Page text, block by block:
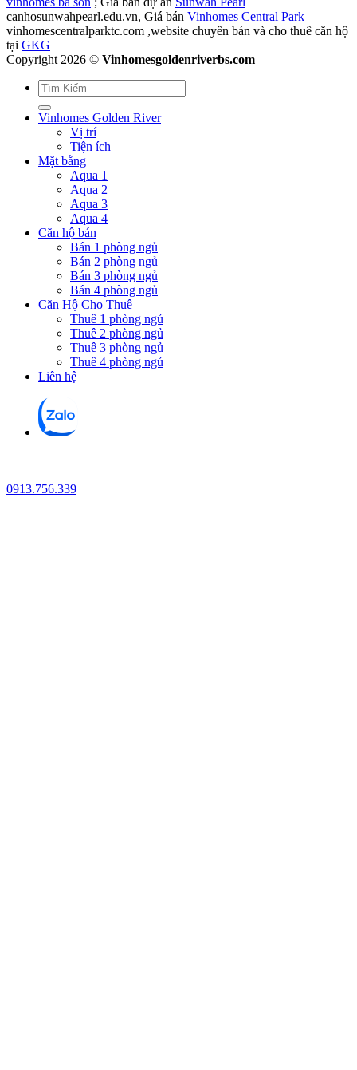
canhosunwahpearl.edu.vn, Giá bán Vinhomes Central Park
vinhomescentralparktc.com ,website chuyên bán và cho thuê căn hộ
tại GKG
Copyright 2026 © Vinhomesgoldenriverbs.com
Vinhomes Golden River
Vị trí
Tiện ích
Mặt bằng
Aqua 1
Aqua 2
Aqua 3
Aqua 4
Căn hộ bán
Bán 1 phòng ngủ
Bán 2 phòng ngủ
Bán 3 phòng ngủ
Bán 4 phòng ngủ
Căn Hộ Cho Thuê
Thuê 1 phòng ngủ
Thuê 2 phòng ngủ
Thuê 3 phòng ngủ
Thuê 4 phòng ngủ
Liên hệ
0913.756.339